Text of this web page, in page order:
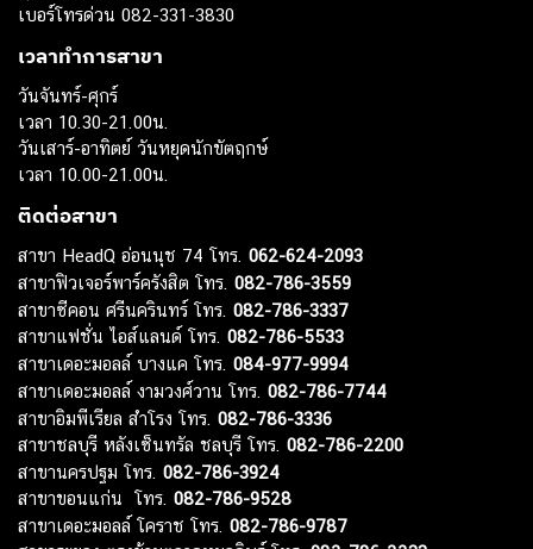
เบอร์โทรด่วน 082-331-3830
เวลาทำการสาขา
วันจันทร์-ศุกร์
เวลา 10.30-21.00น.
วันเสาร์-อาทิตย์ วันหยุดนักขัตฤกษ์
เวลา 10.00-21.00น.
ติดต่อสาขา
สาขา HeadQ อ่อนนุช 74 โทร. 062-624-2093
สาขาฟิวเจอร์พาร์ครังสิต โทร. 082-786-3559
สาขาซีคอน ศรีนครินทร์ โทร. 082-786-3337
สาขาแฟชั่น ไอส์แลนด์ โทร. 082-786-5533
สาขาเดอะมอลล์ บางแค โทร. 084-977-9994
สาขาเดอะมอลล์ งามวงศ์วาน โทร. 082-786-7744
สาขาอิมพีเรียล สำโรง โทร. 082-786-3336
สาขาชลบุรี หลังเซ็นทรัล ชลบุรี โทร. 082-786-2200
สาขานครปฐม โทร. 082-786-3924
สาขาขอนแก่น โทร. 082-786-9528
สาขาเดอะมอลล์ โคราช โทร. 082-786-9787